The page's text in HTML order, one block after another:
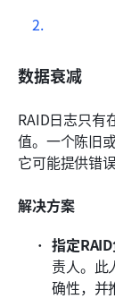
数据衰减
RAID日志只有
值。一个陈旧
它可能提供错
解决方案
指定RAID
责人。此
确性，并